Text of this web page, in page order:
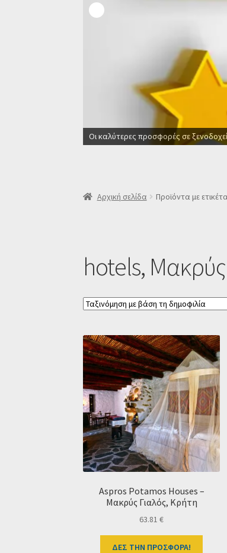
Οι καλύτερες προσφορές σε
Αρχική σελίδα Προϊόντα με
hotels,
Aspros Potamos Houses –
Μακρύς Γιαλός, Κρήτη
63.81€
ΔΕΣ ΤΗΝ ΠΡΟΣΦΟΡΑ!